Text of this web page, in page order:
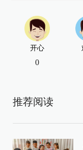
开心
0
推荐阅读